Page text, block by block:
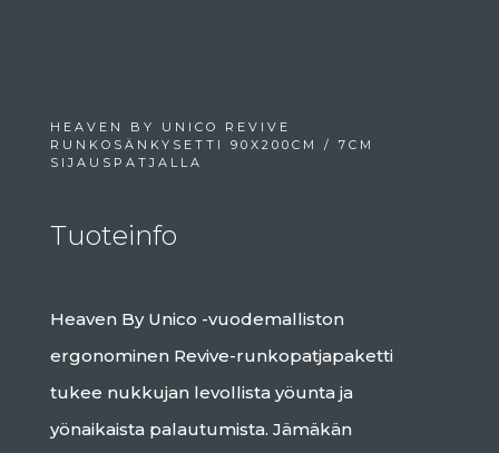
HEAVEN BY UNICO REVIVE
RUNKOSÄNKYSETTI 90X200CM / 7CM
SIJAUSPATJALLA
Tuoteinfo
Heaven By Unico -vuodemalliston
ergonominen Revive-runkopatjapaketti
tukee nukkujan levollista yöunta ja
yönaikaista palautumista. Jämäkän